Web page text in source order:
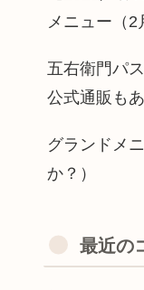
メニュー（2
五右衛門パ
公式通販もあ
グランドメ
か？）
最近の